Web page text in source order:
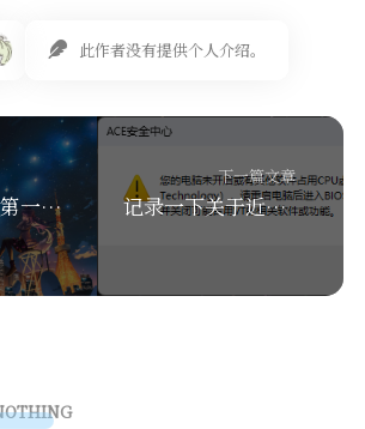
此作者没有提供个人介绍。
这是小神的第一篇文章
下一篇文章
记录一下关于近期三角洲行动ACE弹窗解决方案